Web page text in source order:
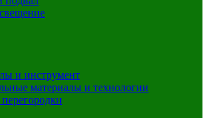
и инструмент
материалы и технологии